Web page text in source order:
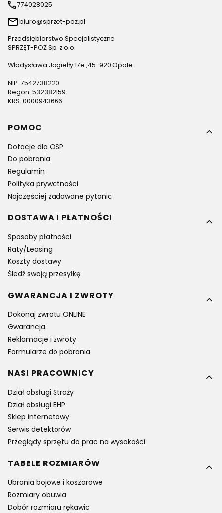
774028025
biuro@sprzet-poz.pl
Przedsiębiorstwo Specjalistyczne
SPRZĘT-POŻ Sp. z o.o.
Władysława Jagiełły 17e ,45-920 Opole
NIP: 7542738220
Regon: 532382159
KRS: 0000943666
Linki w stopce
POMOC
Dotacje dla OSP
Do pobrania
Regulamin
Polityka prywatności
Najczęściej zadawane pytania
DOSTAWA I PŁATNOŚCI
Sposoby płatności
Raty/Leasing
Koszty dostawy
Śledź swoją przesyłkę
GWARANCJA I ZWROTY
Dokonaj zwrotu ONLINE
Gwarancja
Reklamacje i zwroty
Formularze do pobrania
NASI PRACOWNICY
Dział obsługi Straży
Dział obsługi BHP
Sklep internetowy
Serwis detektorów
Przeglądy sprzętu do prac na wysokości
TABELE ROZMIARÓW
Ubrania bojowe i koszarowe
Rozmiary obuwia
Dobór rozmiaru rękawic